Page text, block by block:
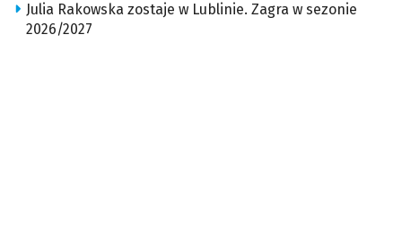
Julia Rakowska zostaje w Lublinie. Zagra w sezonie
2026/2027